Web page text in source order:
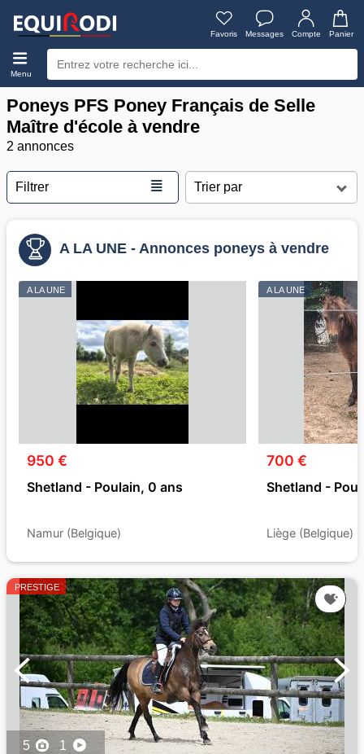
Favoris Messages Compte Panier
Menu
Poneys PFS Poney Français de Selle
Maître d'école à vendre
2 annonces
Filtrer ≣
A LA UNE - Annonces poneys à vendre
A LA UNE
950 €
Shetland - Poulain, 0 ans
Namur (Belgique)
A LA UNE
700 €
Shetland -
Liège (Belgique)
PRESTIGE
5 1